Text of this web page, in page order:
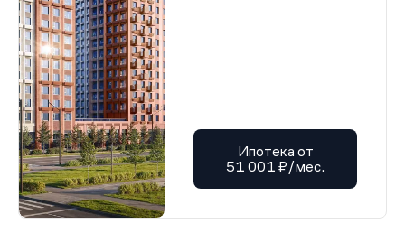
Ипотека от
51 001 ₽/мес.